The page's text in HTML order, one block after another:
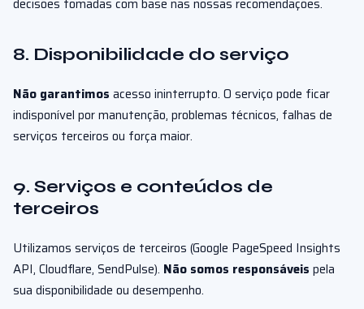
decisões tomadas com base nas nossas recomendações.
8. Disponibilidade do serviço
Não garantimos acesso ininterrupto. O serviço pode ficar
indisponível por manutenção, problemas técnicos, falhas de
serviços terceiros ou força maior.
9. Serviços e conteúdos de
terceiros
Utilizamos serviços de terceiros (Google PageSpeed Insights
API, Cloudflare, SendPulse). Não somos responsáveis pela
sua disponibilidade ou desempenho.